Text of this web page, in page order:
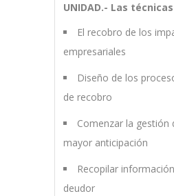
UNIDAD.- Las
El recobro de los
empresariales
Diseño de los
de recobro
Comenzar la gestión
mayor anticipación
Recopilar
deudor